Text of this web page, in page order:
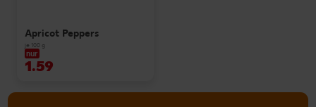
Apricot Peppers
je 100 g
nur
1.59